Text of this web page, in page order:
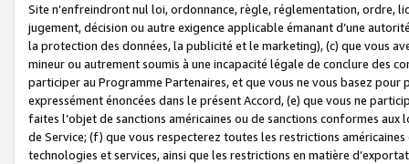
Site n’enfreindront nul loi, ordonnance, règle, réglementation, ordre,
jugement, décision ou autre exigence applicable émanant d’une
la protection des données, la publicité et le marketing), (c) que vous
mineur ou autrement soumis à une incapacité légale de conclure des
participer au Programme Partenaires, et que vous ne vous basez
expressément énoncées dans le présent Accord, (e) que vous ne
faites l’objet de sanctions américaines ou de sanctions conformes
de Service; (f) que vous respecterez toutes les restrictions
technologies et services, ainsi que les restrictions en matière